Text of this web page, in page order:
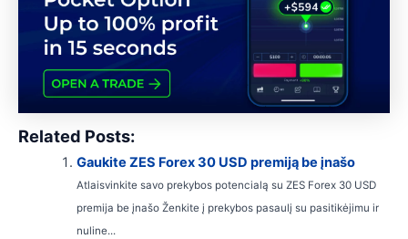
Related Posts:
Gaukite ZES Forex 30 USD premiją be įnašo
Atlaisvinkite savo prekybos potencialą su ZES Forex 30 USD
premija be įnašo Ženkite į prekybos pasaulį su pasitikėjimu ir
nuline...